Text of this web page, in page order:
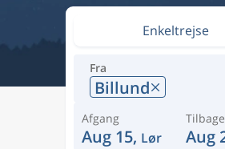
Enkeltrejse
Fra
Billund
Afgang
Aug 15, Lør
Tilbage
Aug